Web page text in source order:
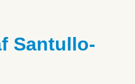
Santullo-